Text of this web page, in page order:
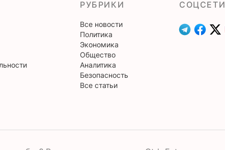
РУБРИКИ
Все новости
Политика
Экономика
Общество
Аналитика
Безопасность
Все статьи
CОЦСЕТИ